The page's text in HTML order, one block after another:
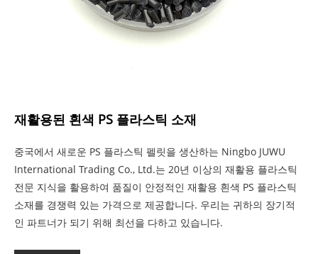
재활용된 흰색 PS 플라스틱 소재
중국에서 새로운 PS 플라스틱 펠릿을 생산하는 Ningbo JUWU
International Trading Co., Ltd.는 20년 이상의 재활용 플라스틱
전문 지식을 활용하여 품질이 안정적인 재활용 흰색 PS 플라스틱
소재를 경쟁력 있는 가격으로 제공합니다. 우리는 귀하의 장기적
인 파트너가 되기 위해 최선을 다하고 있습니다.